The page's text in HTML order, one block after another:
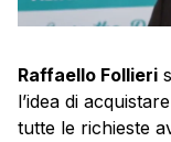
Raffaello Follieri
l’idea di
tutte le richieste